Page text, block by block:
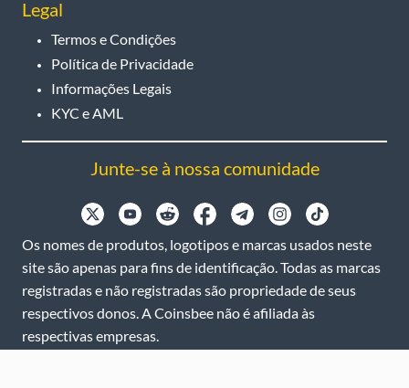
Legal
Termos e Condições
Política de Privacidade
Informações Legais
KYC e AML
Junte-se à nossa comunidade
Os nomes de produtos, logotipos e marcas usados neste
site são apenas para fins de identificação. Todas as marcas
registradas e não registradas são propriedade de seus
respectivos donos. A Coinsbee não é afiliada às
respectivas empresas.